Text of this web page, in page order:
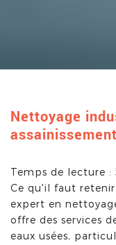
Nettoyage
Temps de lecture :
Ce qu'il faut retenir
expert en
offre des services
eaux usées,